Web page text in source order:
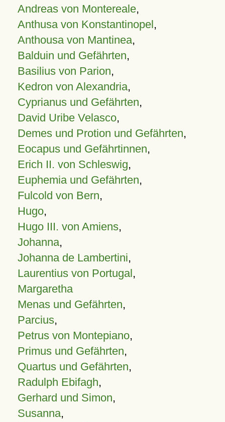
Andreas von Montereale,
Anthusa von Konstantinopel,
Anthousa von Mantinea,
Balduin und Gefährten,
Basilius von Parion,
Kedron von Alexandria,
Cyprianus und Gefährten,
David Uribe Velasco,
Demes und Protion und Gefährten,
Eocapus und Gefährtinnen,
Erich II. von Schleswig,
Euphemia und Gefährten,
Fulcold von Bern,
Hugo,
Hugo III. von Amiens,
Johanna,
Johanna de Lambertini,
Laurentius von Portugal,
Margaretha
Menas und Gefährten,
Parcius,
Petrus von Montepiano,
Primus und Gefährten,
Quartus und Gefährten,
Radulph Ebifagh,
Gerhard und Simon,
Susanna,